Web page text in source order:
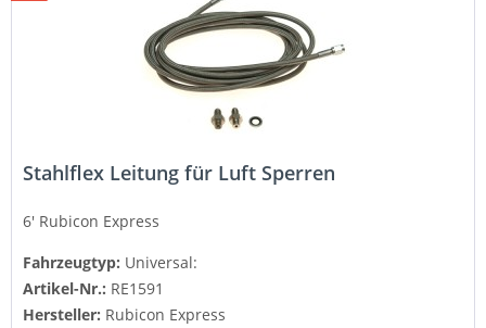
Stahlflex Leitung für Luft Sperren
6' Rubicon Express
Fahrzeugtyp: Universal:
Artikel-Nr.: RE1591
Hersteller: Rubicon Express